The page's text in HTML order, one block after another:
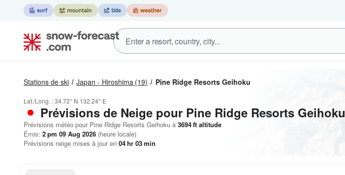
Stations de ski Japan - Hiroshima (19) Pine Ridge Resorts Geihoku
Lat./Long. :34.72° N 132.24° E
Prévisions de Neige pour Pine Ridge Resorts Geihoku
Prévisions météo pour Pine Ridge Resorts Geihoku à 3694ft altitude
Émis: 2 pm 09 Aug 2026 (heure locale)
Prévisions neige mises à jour en 04hr 03min